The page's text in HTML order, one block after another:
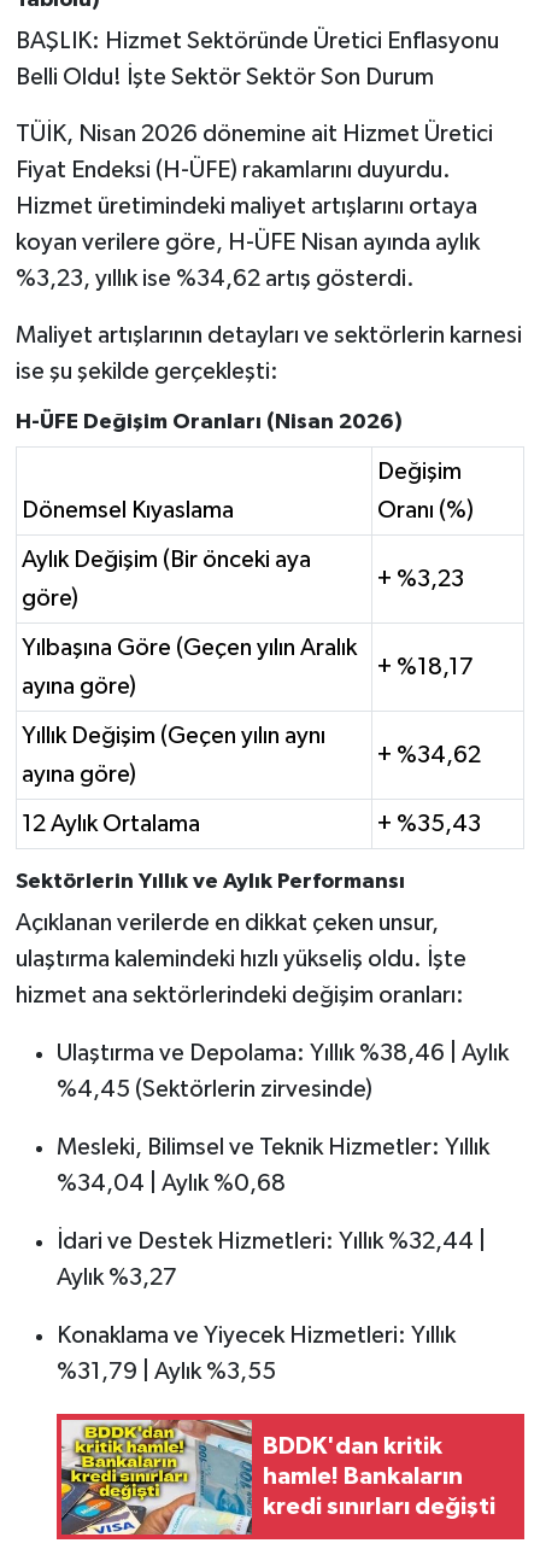
BAŞLIK: Hizmet Sektöründe Üretici Enflasyonu
Belli Oldu! İşte Sektör Sektör Son Durum
TÜİK, Nisan 2026 dönemine ait Hizmet Üretici
Fiyat Endeksi (H-ÜFE) rakamlarını duyurdu.
Hizmet üretimindeki maliyet artışlarını ortaya
koyan verilere göre, H-ÜFE Nisan ayında aylık
%3,23, yıllık ise %34,62 artış gösterdi.
Maliyet artışlarının detayları ve sektörlerin karnesi
ise şu şekilde gerçekleşti:
H-ÜFE Değişim Oranları (Nisan 2026)
Dönemsel Kıyaslama
Değişim
Oranı (%)
Aylık Değişim (Bir önceki aya
göre)
+ %3,23
Yılbaşına Göre (Geçen yılın Aralık
ayına göre)
+ %18,17
Yıllık Değişim (Geçen yılın aynı
ayına göre)
+ %34,62
12 Aylık Ortalama + %35,43
Sektörlerin Yıllık ve Aylık Performansı
Açıklanan verilerde en dikkat çeken unsur,
ulaştırma kalemindeki hızlı yükseliş oldu. İşte
hizmet ana sektörlerindeki değişim oranları:
Ulaştırma ve Depolama: Yıllık %38,46 | Aylık
%4,45 (Sektörlerin zirvesinde)
Mesleki, Bilimsel ve Teknik Hizmetler: Yıllık
%34,04 | Aylık %0,68
İdari ve Destek Hizmetleri: Yıllık %32,44 |
Aylık %3,27
Konaklama ve Yiyecek Hizmetleri: Yıllık
%31,79 | Aylık %3,55
BDDK'dan kritik
hamle! Bankaların
kredi sınırları değişti